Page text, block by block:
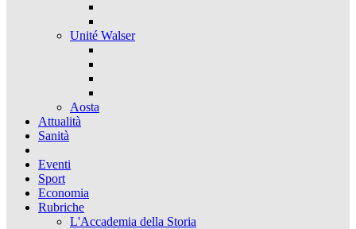
Unité Walser
Aosta
Attualità
Sanità
Eventi
Sport
Economia
Rubriche
L'Accademia della Storia